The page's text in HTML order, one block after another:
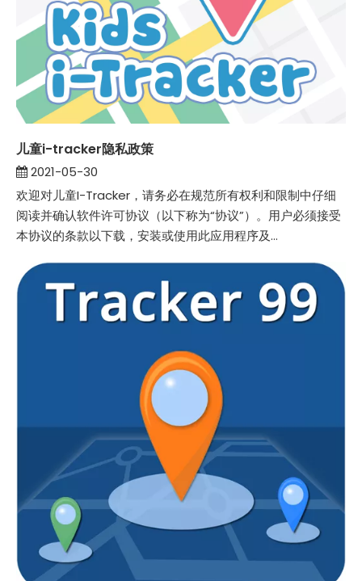
儿童i-tracker隐私政策
2021-05-30
欢迎对儿童I-Tracker，请务必在规范所有权利和限制中仔细
阅读并确认软件许可协议（以下称为“协议”）。用户必须接受
本协议的条款以下载，安装或使用此应用程序及...